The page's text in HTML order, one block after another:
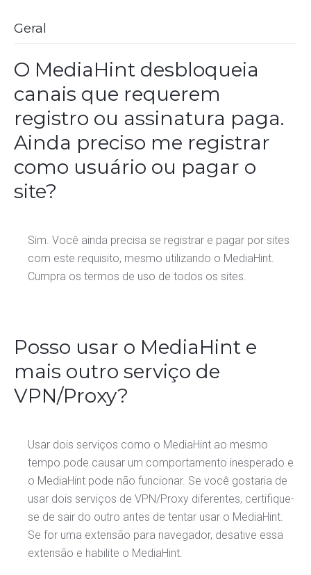
Geral
O MediaHint desbloqueia
canais que requerem
registro ou assinatura paga.
Ainda preciso me registrar
como usuário ou pagar o
site?
Sim. Você ainda precisa se registrar e pagar por sites
com este requisito, mesmo utilizando o MediaHint.
Cumpra os termos de uso de todos os sites.
Posso usar o MediaHint e
mais outro serviço de
VPN/Proxy?
Usar dois serviços como o MediaHint ao mesmo
tempo pode causar um comportamento inesperado e
o MediaHint pode não funcionar. Se você gostaria de
usar dois serviços de VPN/Proxy diferentes, certifique-
se de sair do outro antes de tentar usar o MediaHint.
Se for uma extensão para navegador, desative essa
extensão e habilite o MediaHint.